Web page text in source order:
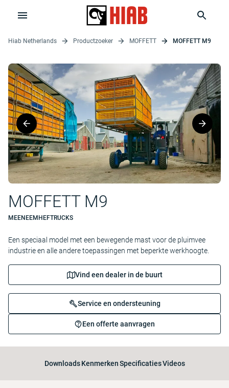
Hiab Netherlands Productzoeker MOFFETT MOFFETT M9
MOFFETT M9
MEENEEMHEFTRUCKS
Een speciaal model met een bewegende mast voor de pluimvee
industrie en alle andere toepassingen met beperkte werkhoogte.
Vind een dealer in de buurt
Service en ondersteuning
Een offerte aanvragen
Downloads KenmerkenSpecificatiesVideos